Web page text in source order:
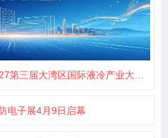
湾区国际液冷产业大会暨展览会（深圳）
电子展4月9日启幕